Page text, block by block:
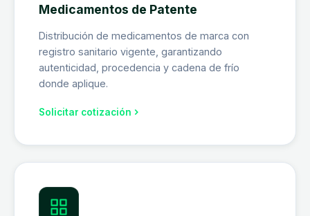
Medicamentos de Patente
Distribución de medicamentos de marca con
registro sanitario vigente, garantizando
autenticidad, procedencia y cadena de frío
donde aplique.
Solicitar cotización